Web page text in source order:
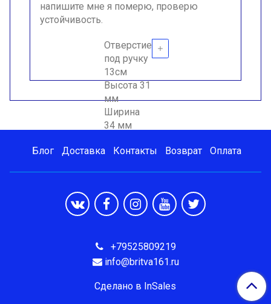
напишите мне я померю, проверю
устойчивость.
Отверстие
под ручку
13см
Высота 31
мм
Ширина
34 мм
Блог Доставка Контакты Возврат Оплата
+79525809219
info@britva161.ru
Сделано в InSales